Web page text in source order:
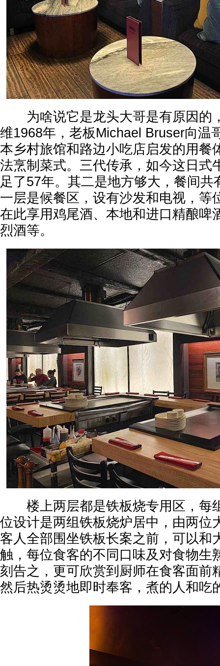
为啥说它是龙头大哥是有原因的
维1968年，老板Michael Bruser向温
本乡村旅馆和路边小吃店启发的用餐
法烹制菜式。三代传承，如今这日式
足了57年。其二是地方够大，餐间共
一层是候餐区，设有沙发和电视，等
在此享用鸡尾酒、本地和进口精酿啤
烈酒等。
楼上两层都是铁板烧专用区，每
位设计是两组铁板烧炉居中，由两位
客人全部围坐铁板长案之前，可以和
触，每位食客的不同口味及对食物生
刻告之，更可欣赏到厨师在食客面前
然后热烫烫地即时奉客，煮的人和吃